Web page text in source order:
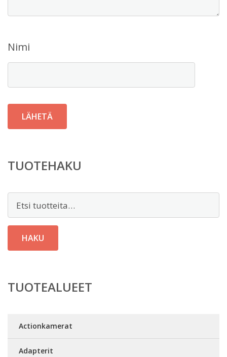
Nimi
TUOTEHAKU
HAKU
TUOTEALUEET
Actionkamerat
Adapterit